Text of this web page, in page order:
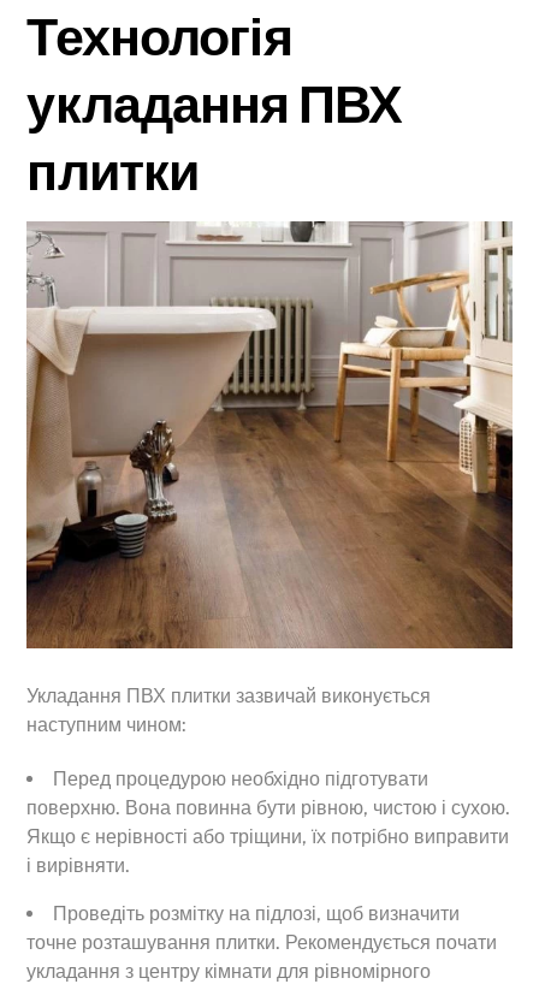
Технологія
укладання ПВХ
плитки
Укладання ПВХ плитки зазвичай виконується
наступним чином:
Перед процедурою необхідно підготувати
поверхню. Вона повинна бути рівною, чистою і сухою.
Якщо є нерівності або тріщини, їх потрібно виправити
і вирівняти.
Проведіть розмітку на підлозі, щоб визначити
точне розташування плитки. Рекомендується почати
укладання з центру кімнати для рівномірного